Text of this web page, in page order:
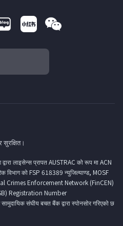
लाइसेन्स प्रापत AUSTRAC को रूप मा ACN
को FSP 618389 न्युजिल्याण्ड, MOSF
Crimes Enforcement Network (FinCEN)
Registration Number
संघीय बचत बैंक द्वारा स्पोनसोर गरिएको छ